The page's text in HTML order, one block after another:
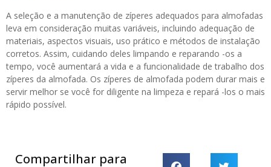
A seleção e a manutenção de zíperes adequados para almofadas
leva em consideração muitas variáveis, incluindo adequação de
materiais, aspectos visuais, uso prático e métodos de instalação
corretos. Assim, cuidando deles limpando e reparando -os a
tempo, você aumentará a vida e a funcionalidade de trabalho dos
zíperes da almofada. Os zíperes de almofada podem durar mais e
servir melhor se você for diligente na limpeza e repará -los o mais
rápido possível.
Compartilhar para